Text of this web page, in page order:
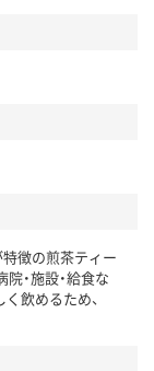
徴の煎茶ティー
・施設・給食な
飲めるため、